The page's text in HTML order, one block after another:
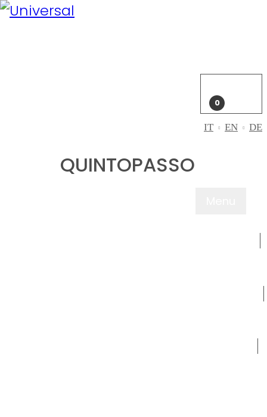
0
IT EN DE
QUINTOPASSO